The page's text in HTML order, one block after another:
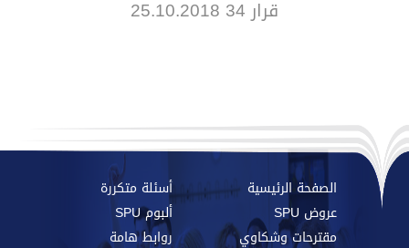
قرار 34 25.10.2018
الصفحة الرئيسية
أسئلة متكررة
عروض SPU
ألبوم SPU
مقترحات وشكاوي
روابط هامة